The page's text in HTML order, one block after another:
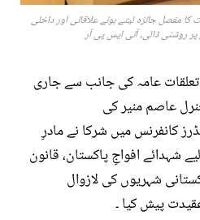
مفصل جائزہ لیتے ہوئے علاقائی اور داخلی
روشنی ڈالی، آئی ایس پی آر
عامہ کی جانب سے جاری
عاصم منیر کی
کورکمانڈرز کانفرنس میں شرکا نے مادرِ
شہدائے افواجِ پاکستان، قانون
شہریوں کی لازوال
پیش کیا ۔